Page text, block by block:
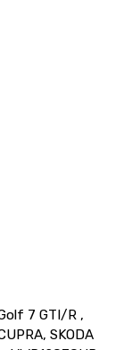
7 GTI/R ,
SKODA